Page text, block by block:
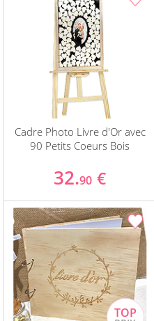
Cadre Photo Livre d'Or avec
90 Petits Coeurs Bois
32.90 €